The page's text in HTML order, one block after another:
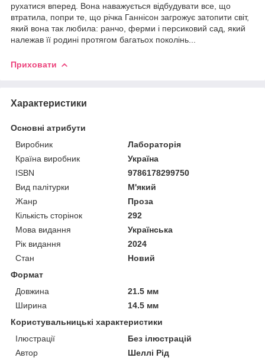
рухатися вперед. Вона наважується відбудувати все, що
втратила, попри те, що річка Ганнісон загрожує затопити світ,
який вона так любила: ранчо, ферми і персиковий сад, який
належав її родині протягом багатьох поколінь...
Приховати
Характеристики
Основні атрибути
Виробник
Лабораторія
Країна виробник
Україна
ISBN
9786178299750
Вид палітурки
М'який
Жанр
Проза
Кількість сторінок
292
Мова видання
Українська
Рік видання
2024
Стан
Новий
Формат
Довжина
21.5 мм
Ширина
14.5 мм
Користувальницькі характеристики
Ілюстрації
Без ілюстрацій
Автор
Шеллі Рід